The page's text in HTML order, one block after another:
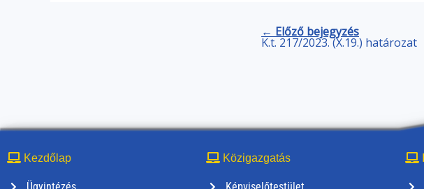
← Előző bejegyzés
K.t. 217/2023. (X.19.) határozat
Kezdőlap Közigazgatás